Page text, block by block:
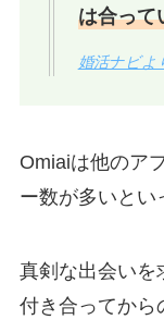
は合って
婚活ナビよ
Omiaiは他のア
ー数が多いとい
真剣な出会いを
付き合ってから